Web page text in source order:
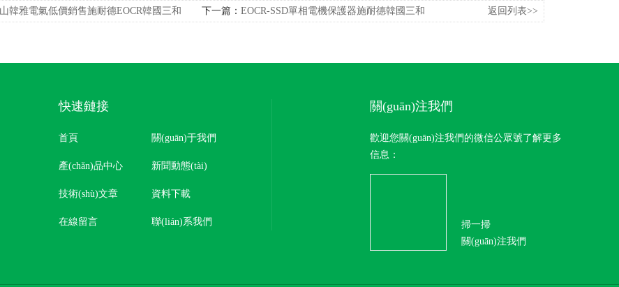
韓雅電氣低價銷售施耐德EOCR韓國三和
下一篇： EOCR-SSD單相電機保護器施耐德韓國三和 返回列表>>
快速鏈接
首頁 關(guān)于我們
產(chǎn)品中心 新聞動態(tài)
技術(shù)文章 資料下載
在線留言 聯(lián)系我們
關(guān)注我們
歡迎您關(guān)注我們的微信公眾號了解更多
信息：
掃一掃
關(guān)注我們